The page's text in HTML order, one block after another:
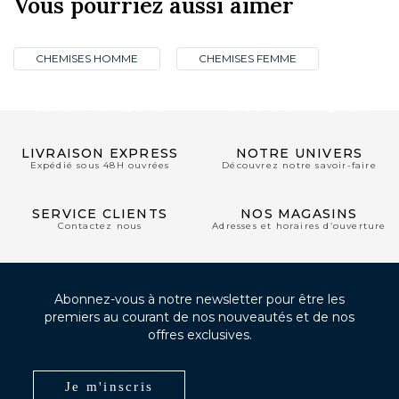
CHEMISES HOMME CHEMISES FEMME
LIVRAISON EXPRESS
Expédié sous 48H ouvrées
NOTRE UNIVERS
Découvrez notre savoir-faire
SERVICE CLIENTS
Contactez nous
NOS MAGASINS
Adresses et horaires d’ouverture
Abonnez-vous à notre newsletter pour être les
premiers au courant de nos nouveautés et de nos
offres exclusives.
Je m'inscris